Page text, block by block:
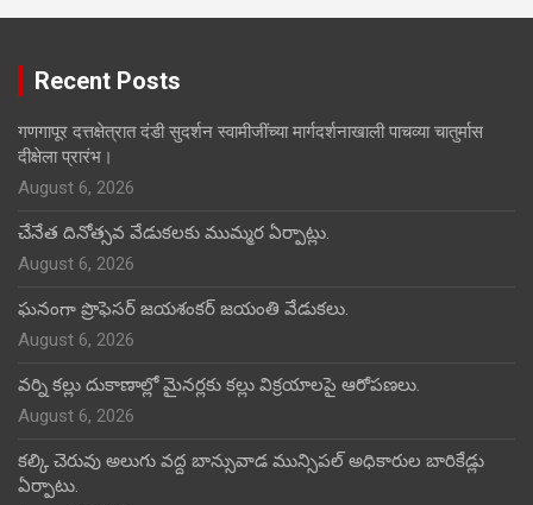
Recent Posts
गणगापूर दत्तक्षेत्रात दंडी सुदर्शन स्वामीजींच्या मार्गदर्शनाखाली पाचव्या चातुर्मास
दीक्षेला प्रारंभ।
August 6, 2026
చేనేత దినోత్సవ వేడుకలకు ముమ్మర ఏర్పాట్లు.
August 6, 2026
ఘనంగా ప్రొఫెసర్ జయశంకర్ జయంతి వేడుకలు.
August 6, 2026
వర్ని కల్లు దుకాణాల్లో మైనర్లకు కల్లు విక్రయాలపై ఆరోపణలు.
August 6, 2026
కల్కి చెరువు అలుగు వద్ద బాన్సువాడ మున్సిపల్ అధికారుల బారికేడ్లు
ఏర్పాటు.